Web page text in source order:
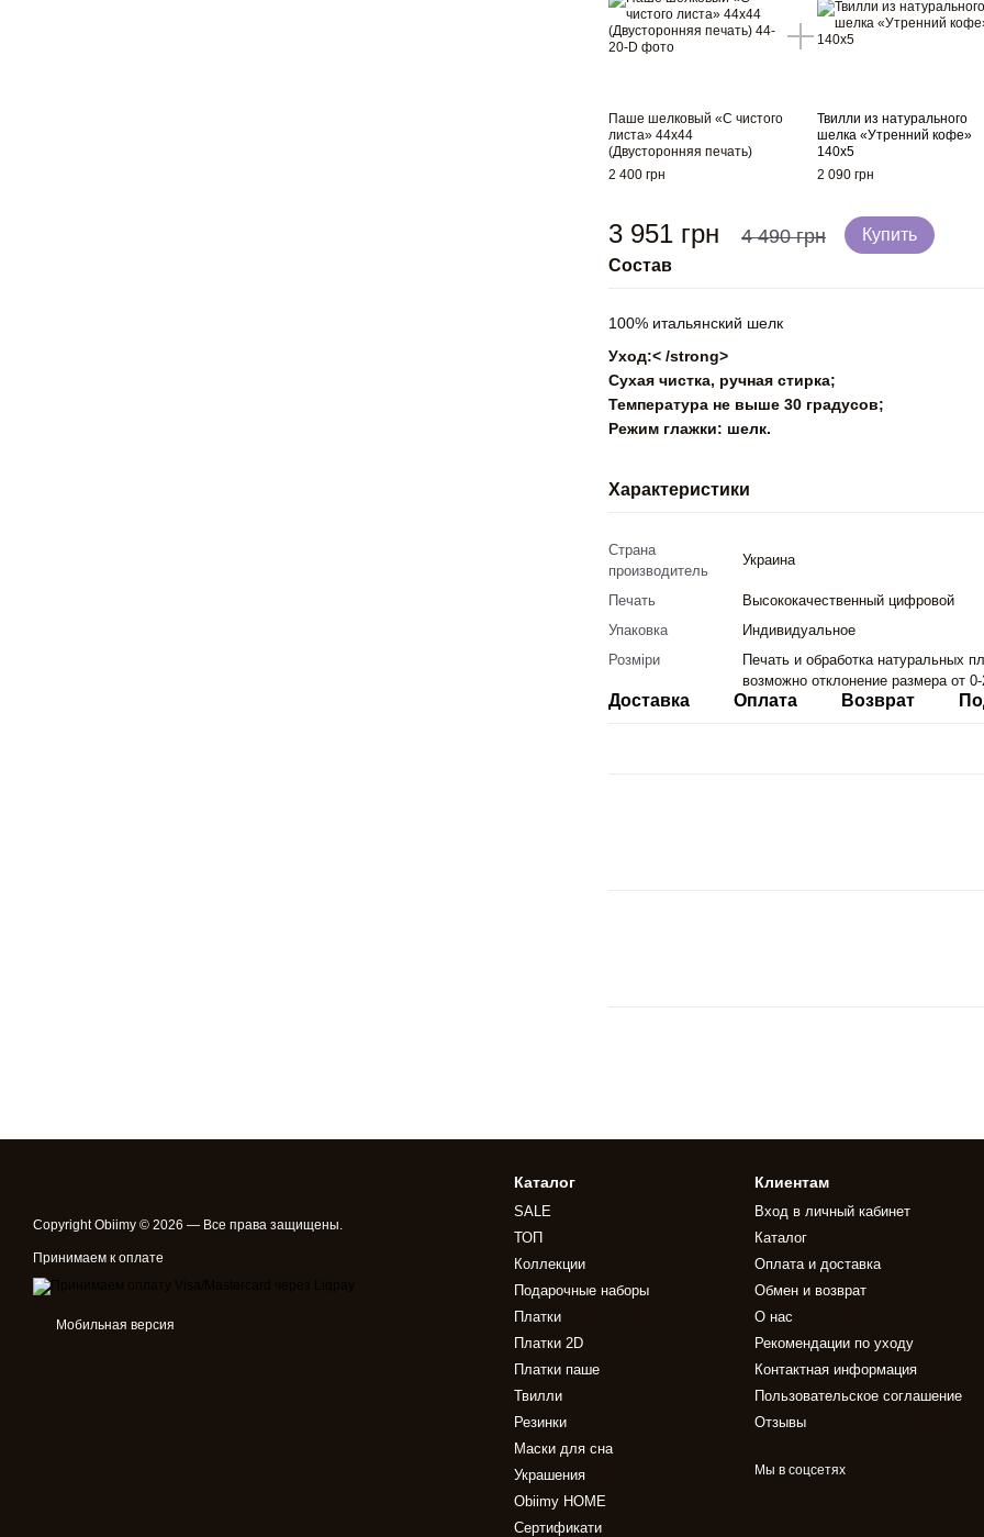
Паше шелковый «С чистого
листа» 44х44
(Двусторонняя печать)
2 400 грн
Твилли из натурального
шелка «Утренний кофе»
140x5
2 090 грн
3 951 грн 4 490 грн
Купить
Состав
100% итальянский шелк
Уход:< /strong>
Сухая чистка, ручная стирка;
Температура не выше 30 градусов;
Режим глажки: шелк.
Характеристики
Страна
производитель
Украина
Печать
Высококачественный цифровой
Упаковка
Индивидуальное
Розміри
Печать и обработка натуральных
возможно отклонение размера от
Доставка Оплата Возврат
Copyright Obiimy © 2026 — Все права защищены.
Принимаем к оплате
Мобильная версия
Каталог
SALE
ТОП
Коллекции
Подарочные наборы
Платки
Платки 2D
Платки паше
Твилли
Резинки
Маски для сна
Украшения
Obiimy HOME
Сертификати
Клиентам
Вход в личный кабинет
Каталог
Оплата и доставка
Обмен и возврат
О нас
Рекомендации по уходу
Контактная информация
Пользовательское соглашение
Отзывы
Мы в соцсетях